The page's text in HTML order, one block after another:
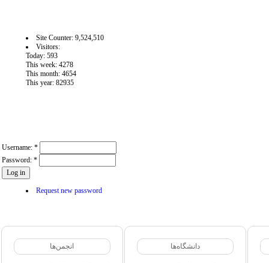
Site Counter: 9,524,510
Visitors:
Today: 593
This week: 4278
This month: 4654
This year: 82935
Username: *
Password: *
Request new password
انجمن‌ها دانشگاه‌ها